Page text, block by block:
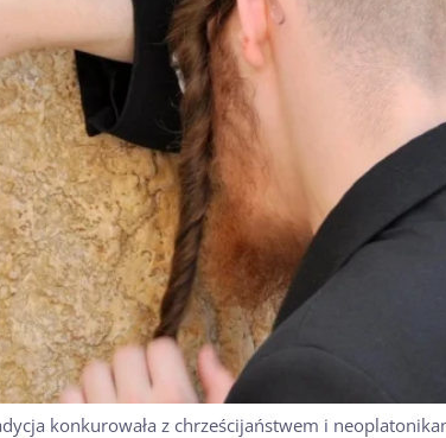
konkurowała z chrześcijaństwem i